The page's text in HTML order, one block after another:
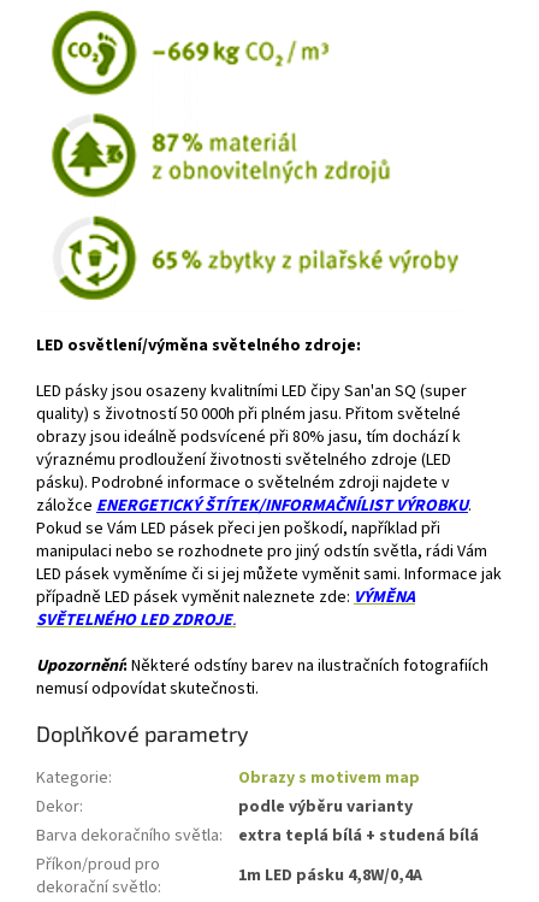
LED osvětlení/výměna světelného zdroje:
LED pásky jsou osazeny kvalitními LED čipy San'an SQ (super
quality) s životností 50 000h při plném jasu. Přitom světelné
obrazy jsou ideálně podsvícené při 80% jasu, tím dochází k
výraznému prodloužení životnosti světelného zdroje (LED
pásku). Podrobné informace o světelném zdroji najdete v
záložce ENERGETICKÝ ŠTÍTEK/INFORMAČNÍLIST VÝROBKU.
Pokud se Vám LED pásek přeci jen poškodí, například při
manipulaci nebo se rozhodnete pro jiný odstín světla, rádi Vám
LED pásek vyměníme či si jej můžete vyměnit sami. Informace jak
případně LED pásek vyměnit naleznete zde: VÝMĚNA
SVĚTELNÉHO LED ZDROJE.
Upozornění: Některé odstíny barev na ilustračních fotografiích
nemusí odpovídat skutečnosti.
Doplňkové parametry
Kategorie:
Obrazy s motivem map
Dekor:
podle výběru varianty
Barva dekoračního světla:
extra teplá bílá + studená bílá
Příkon/proud pro
dekorační světlo:
1m LED pásku 4,8W/0,4A